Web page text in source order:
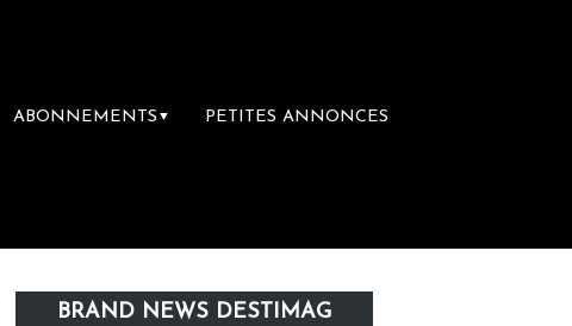
ABONNEMENTS ▼ PETITES ANNONCES
Le groupe Sainte-Claire rachète Eden Tour
BRAND NEWS DESTIMAG